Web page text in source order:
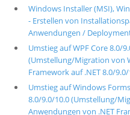
Windows Installer (MSI),
- Erstellen von
Anwendungen /
Umstieg auf WPF Core 8.0/
(Umstellung/Migration von
Framework auf .NET 8.0/9.0/
Umstieg auf Windows
8.0/9.0/10.0 (Umstellung/
Anwendungen von .NET